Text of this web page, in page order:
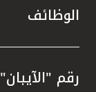
الوظائف
رقم